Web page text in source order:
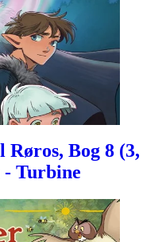
Bog 8 (3,
- Turbine